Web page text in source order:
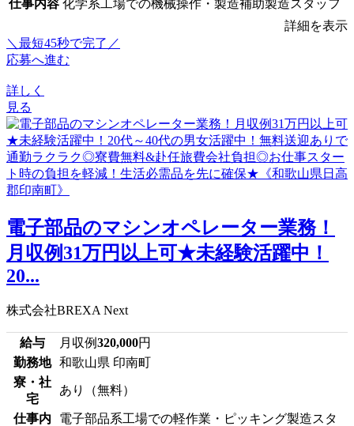
仕事内容 化学系工場での機械操作・製造補助製造スタッフ
詳細を表示
＼最短45秒で完了／
応募へ進む
詳しく
見る
電子部品のマシンオペレーター業務！
月収例31万円以上可★未経験活躍中！
20...
株式会社BREXA Next
給与 月収例320,000円
勤務地 和歌山県 印南町
寮・社
宅
あり（無料）
仕事内
電子部品系工場での軽作業・ピッキング製造スタ